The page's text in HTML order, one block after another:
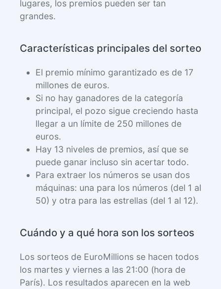
lugares, los premios pueden ser tan
grandes.
Características principales del sorteo
El premio mínimo garantizado es de 17
millones de euros.
Si no hay ganadores de la categoría
principal, el pozo sigue creciendo hasta
llegar a un límite de 250 millones de
euros.
Hay 13 niveles de premios, así que se
puede ganar incluso sin acertar todo.
Para extraer los números se usan dos
máquinas: una para los números (del 1 al
50) y otra para las estrellas (del 1 al 12).
Cuándo y a qué hora son los sorteos
Los sorteos de EuroMillions se hacen todos
los martes y viernes a las 21:00 (hora de
París). Los resultados aparecen en la web